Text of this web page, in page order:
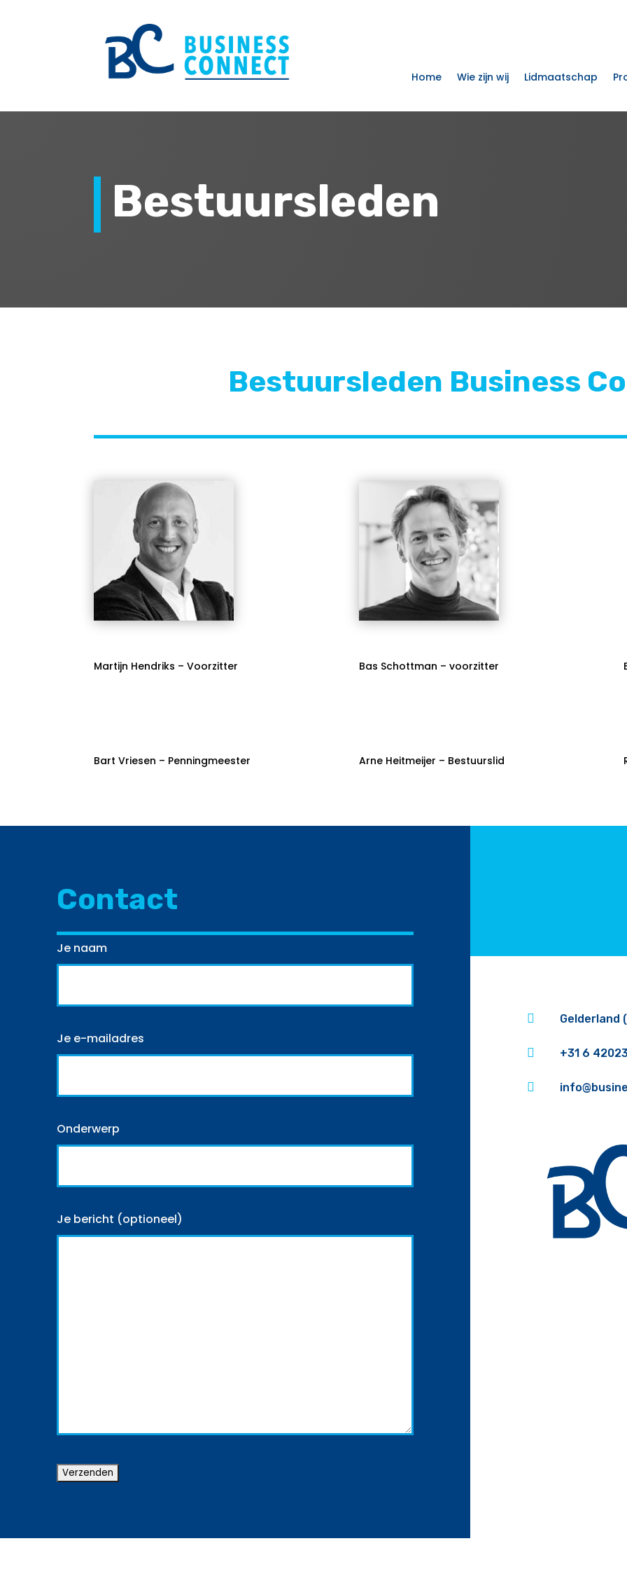
Home Wie zijn wij Lidmaatschap
Bestuursleden
Bestuursleden Business
Martijn Hendriks – Voorzitter Bas Schottman – voorzitter
Bart Vriesen – Penningmeester Arne Heitmeijer – Bestuurslid
Contact
Je naam
Je e-mailadres
Onderwerp
Je bericht (optioneel)
 Gelderland
 +31 6
